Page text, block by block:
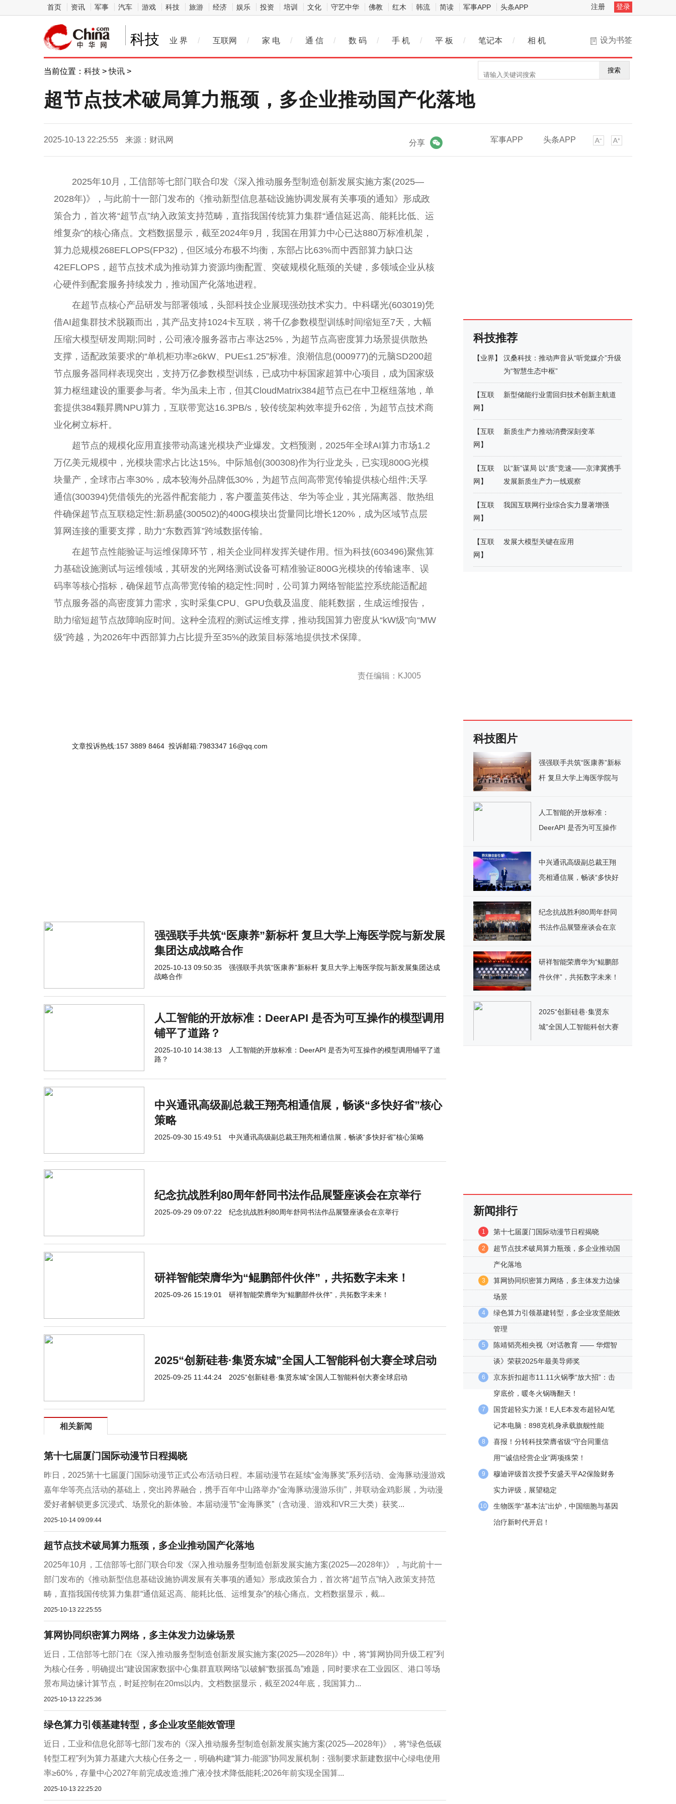
首页 资讯 军事 汽车 游戏 科技 旅游 经济 娱乐 投资 培训 文化 守艺中华 佛教 红木 韩流 简读 军事APP 头条APP 注册 登录
科技 设为书签
业 界 / 互联网 / 家 电 / 通 信 / 数 码 / 手 机 / 平 板 / 笔记本 / 相 机
当前位置： 科技 >快讯 > 搜索
超节点技术破局算力瓶颈，多企业推动国产化落地
2025-10-13 22:25:55 来源：财讯网 军事APP 头条APP
分享
2025年10月，工信部等七部门联合印发《深入推动服务型制造创新发展实施方案(2025—
2028年)》，与此前十一部门发布的《推动新型信息基础设施协调发展有关事项的通知》形成政
策合力，首次将“超节点”纳入政策支持范畴，直指我国传统算力集群“通信延迟高、能耗比低、运
维复杂”的核心痛点。文档数据显示，截至2024年9月，我国在用算力中心已达880万标准机架，
算力总规模268EFLOPS(FP32)，但区域分布极不均衡，东部占比63%而中西部算力缺口达
42EFLOPS，超节点技术成为推动算力资源均衡配置、突破规模化瓶颈的关键，多领域企业从核
心硬件到配套服务持续发力，推动国产化落地进程。
在超节点核心产品研发与部署领域，头部科技企业展现强劲技术实力。中科曙光(603019)凭
借AI超集群技术脱颖而出，其产品支持1024卡互联，将千亿参数模型训练时间缩短至7天，大幅
压缩大模型研发周期;同时，公司液冷服务器市占率达25%，为超节点高密度算力场景提供散热
支撑，适配政策要求的“单机柜功率≥6kW、PUE≤1.25”标准。浪潮信息(000977)的元脑SD200超
节点服务器同样表现突出，支持万亿参数模型训练，已成功中标国家超算中心项目，成为国家级
算力枢纽建设的重要参与者。华为虽未上市，但其CloudMatrix384超节点已在中卫枢纽落地，单
套提供384颗昇腾NPU算力，互联带宽达16.3PB/s，较传统架构效率提升62倍，为超节点技术商
业化树立标杆。
超节点的规模化应用直接带动高速光模块产业爆发。文档预测，2025年全球AI算力市场1.2
万亿美元规模中，光模块需求占比达15%。中际旭创(300308)作为行业龙头，已实现800G光模
块量产，全球市占率30%，成本较海外品牌低30%，为超节点间高带宽传输提供核心组件;天孚
通信(300394)凭借领先的光器件配套能力，客户覆盖英伟达、华为等企业，其光隔离器、散热组
件确保超节点互联稳定性;新易盛(300502)的400G模块出货量同比增长120%，成为区域节点层
算网连接的重要支撑，助力“东数西算”跨域数据传输。
在超节点性能验证与运维保障环节，相关企业同样发挥关键作用。恒为科技(603496)聚焦算
力基础设施测试与运维领域，其研发的光网络测试设备可精准验证800G光模块的传输速率、误
码率等核心指标，确保超节点高带宽传输的稳定性;同时，公司算力网络智能监控系统能适配超
节点服务器的高密度算力需求，实时采集CPU、GPU负载及温度、能耗数据，生成运维报告，
助力缩短超节点故障响应时间。这种全流程的测试运维支撑，推动我国算力密度从“kW级”向“MW
级”跨越，为2026年中西部算力占比提升至35%的政策目标落地提供技术保障。
责任编辑：KJ005
文章投诉热线:157 3889 8464 投诉邮箱:7983347 16@qq.com
强强联手共筑“医康养”新标杆 复旦大学上海医学院与新发展
集团达成战略合作
2025-10-13 09:50:35
强强联手共筑“医康养”新标杆 复旦大学上海医学院与新发展集团达成
战略合作
人工智能的开放标准：DeerAPI 是否为可互操作的模型调用
铺平了道路？
2025-10-10 14:38:13
人工智能的开放标准：DeerAPI 是否为可互操作的模型调用铺平了道
路？
中兴通讯高级副总裁王翔亮相通信展，畅谈“多快好省”核心
策略
2025-09-30 15:49:51 中兴通讯高级副总裁王翔亮相通信展，畅谈“多快好省”核心策略
纪念抗战胜利80周年舒同书法作品展暨座谈会在京举行
2025-09-29 09:07:22 纪念抗战胜利80周年舒同书法作品展暨座谈会在京举行
研祥智能荣膺华为“鲲鹏部件伙伴”，共拓数字未来！
2025-09-26 15:19:01 研祥智能荣膺华为“鲲鹏部件伙伴”，共拓数字未来！
2025“创新硅巷·集贤东城”全国人工智能科创大赛全球启动
2025-09-25 11:44:24 2025“创新硅巷·集贤东城”全国人工智能科创大赛全球启动
相关新闻
第十七届厦门国际动漫节日程揭晓
昨日，2025第十七届厦门国际动漫节正式公布活动日程。本届动漫节在延续“金海豚奖”系列活动、金海豚动漫游戏
嘉年华等亮点活动的基础上，突出跨界融合，携手百年中山路举办“金海豚动漫游乐街”，并联动金鸡影展，为动漫
爱好者解锁更多沉浸式、场景化的新体验。本届动漫节“金海豚奖”（含动漫、游戏和VR三大类）获奖...
2025-10-14 09:09:44
超节点技术破局算力瓶颈，多企业推动国产化落地
2025年10月，工信部等七部门联合印发《深入推动服务型制造创新发展实施方案(2025—2028年)》，与此前十一
部门发布的《推动新型信息基础设施协调发展有关事项的通知》形成政策合力，首次将“超节点”纳入政策支持范
畴，直指我国传统算力集群“通信延迟高、能耗比低、运维复杂”的核心痛点。文档数据显示，截...
2025-10-13 22:25:55
算网协同织密算力网络，多主体发力边缘场景
近日，工信部等七部门在《深入推动服务型制造创新发展实施方案(2025—2028年)》中，将“算网协同升级工程”列
为核心任务，明确提出“建设国家数据中心集群直联网络”以破解“数据孤岛”难题，同时要求在工业园区、港口等场
景布局边缘计算节点，时延控制在20ms以内。文档数据显示，截至2024年底，我国算力...
2025-10-13 22:25:36
绿色算力引领基建转型，多企业攻坚能效管理
近日，工业和信息化部等七部门发布的《深入推动服务型制造创新发展实施方案(2025—2028年)》，将“绿色低碳
转型工程”列为算力基建六大核心任务之一，明确构建“算力-能源”协同发展机制：强制要求新建数据中心绿电使用
率≥60%，存量中心2027年前完成改造;推广液冷技术降低能耗;2026年前实现全国算...
2025-10-13 22:25:20
科技推荐
【业界】
汉桑科技：推动声音从“听觉媒介”升级
为“智慧生态中枢”
【互联
网 】
新型储能行业需回归技术创新主航道
【互联
网 】
新质生产力推动消费深刻变革
【互联
网 】
以“新”谋局 以“质”竞速——京津冀携手
发展新质生产力一线观察
【互联
网 】
我国互联网行业综合实力显著增强
【互联
网 】
发展大模型关键在应用
科技图片
强强联手共筑“医康养”新标
杆 复旦大学上海医学院与
人工智能的开放标准：
DeerAPI 是否为可互操作
中兴通讯高级副总裁王翔
亮相通信展，畅谈“多快好
纪念抗战胜利80周年舒同
书法作品展暨座谈会在京
研祥智能荣膺华为“鲲鹏部
件伙伴”，共拓数字未来！
2025“创新硅巷·集贤东
城”全国人工智能科创大赛
新闻排行
1 第十七届厦门国际动漫节日程揭晓
2
超节点技术破局算力瓶颈，多企业推动国
产化落地
3
算网协同织密算力网络，多主体发力边缘
场景
4
绿色算力引领基建转型，多企业攻坚能效
管理
5
陈靖韬亮相央视《对话教育 —— 华熠智
谈》荣获2025年最美导师奖
6
京东折扣超市11.11火锅季“放大招”：击
穿底价，暖冬火锅嗨翻天！
7
国货超轻实力派！E人E本发布超轻AI笔
记本电脑：898克机身承载旗舰性能
8
喜报！分转科技荣膺省级“守合同重信
用”“诚信经营企业”两项殊荣！
9
穆迪评级首次授予安盛天平A2保险财务
实力评级，展望稳定
10
生物医学“基本法”出炉，中国细胞与基因
治疗新时代开启！